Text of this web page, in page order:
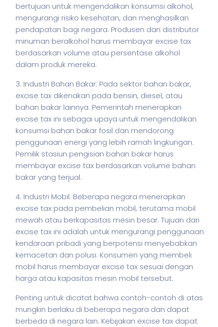
bertujuan untuk mengendalikan konsumsi alkohol,
mengurangi risiko kesehatan, dan menghasilkan
pendapatan bagi negara. Produsen dan distributor
minuman beralkohol harus membayar excise tax
berdasarkan volume atau persentase alkohol
dalam produk mereka.
3. Industri Bahan Bakar: Pada sektor bahan bakar,
excise tax dikenakan pada bensin, diesel, atau
bahan bakar lainnya. Pemerintah menerapkan
excise tax ini sebagai upaya untuk mengendalikan
konsumsi bahan bakar fosil dan mendorong
penggunaan energi yang lebih ramah lingkungan.
Pemilik stasiun pengisian bahan bakar harus
membayar excise tax berdasarkan volume bahan
bakar yang terjual.
4. Industri Mobil: Beberapa negara menerapkan
excise tax pada pembelian mobil, terutama mobil
mewah atau berkapasitas mesin besar. Tujuan dari
excise tax ini adalah untuk mengurangi penggunaan
kendaraan pribadi yang berpotensi menyebabkan
kemacetan dan polusi. Konsumen yang membeli
mobil harus membayar excise tax sesuai dengan
harga atau kapasitas mesin mobil tersebut.
Penting untuk dicatat bahwa contoh-contoh di atas
mungkin berlaku di beberapa negara dan dapat
berbeda di negara lain. Kebijakan excise tax dapat